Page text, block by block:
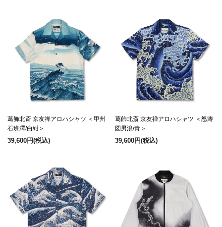
葛飾北斎 京友禅アロハシャツ ＜甲州
石班澤/白紺＞
39,600円(税込)
葛飾北斎 京友禅アロハシャツ ＜怒涛
図男浪/青＞
39,600円(税込)